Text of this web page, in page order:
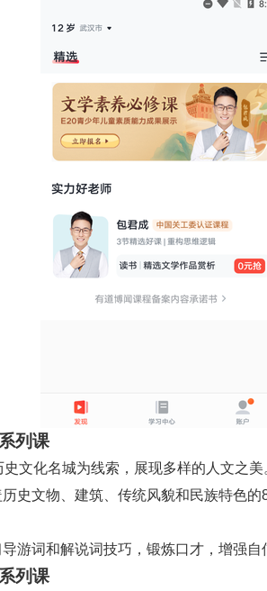
列课
文化名城为线索，展现多样的人文之美
史文物、建筑、传统风貌和民族特色
游词和解说词技巧，锻炼口才，增强自
列课